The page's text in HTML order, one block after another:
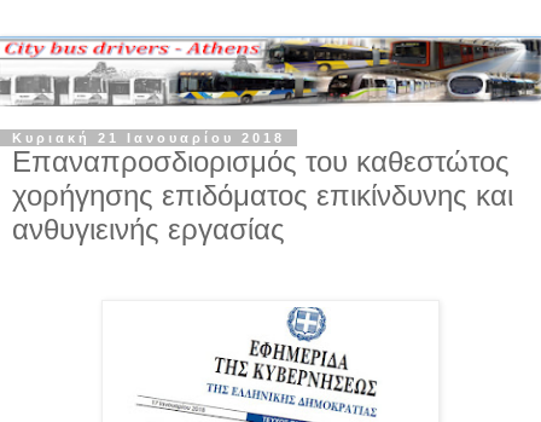
Κυριακή 21 Ιανουαρίου 2018
Επαναπροσδιορισμός του καθεστώτος
χορήγησης επιδόματος επικίνδυνης και
ανθυγιεινής εργασίας